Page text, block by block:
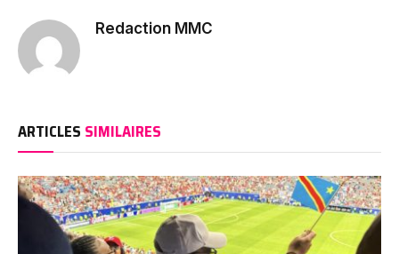
Redaction MMC
ARTICLES SIMILAIRES